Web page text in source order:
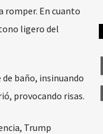
romper. En cuanto
ligero del
baño, insinuando
provocando risas.
Trump